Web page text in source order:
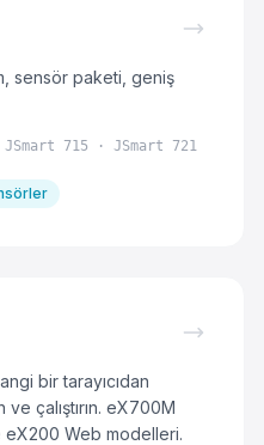
sensör paketi, geniş
715 · JSmart 721
bir tarayıcıdan
ve çalıştırın. eX700M
Web modelleri.